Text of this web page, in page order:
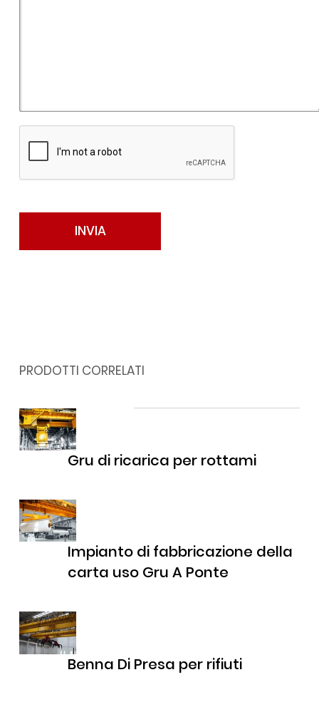
PRODOTTI CORRELATI
Gru di ricarica per rottami
Impianto di fabbricazione della
carta uso Gru A Ponte
Benna Di Presa per rifiuti